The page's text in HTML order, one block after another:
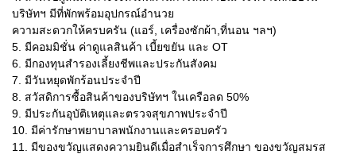
บริษัทฯ มีที่พักพร้อมอุปกรณ์อำนวย
ความสะดวกให้ครบครัน (แอร์, เครื่องซักผ้า,ที่นอน ฯลฯ)
5. มีคอมมิชั่น ค่าดูแลสินค้า เบี้ยขยัน และ OT
6. มีกองทุนสำรองเลี้ยงชีพและประกันสังคม
7. มีวันหยุดพักร้อนประจำปี
8. สวัสดิการซื้อสินค้าของบริษัทฯ ในเครือลด 50%
9. มีประกันอุบัติเหตุและตรวจสุขภาพประจำปี
10. มีค่ารักษาพยาบาลพนักงานและครอบครัว
11. มีของขวัญแสดงความยินดีเมื่อสำเร็จการศึกษา ของขวัญสมรส